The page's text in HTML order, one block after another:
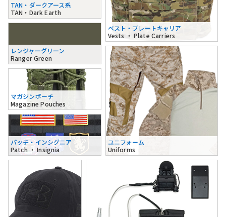
TAN・ダークアース系
TAN・Dark Earth
レンジャーグリーン
Ranger Green
ベスト・プレートキャリア
Vests ・ Plate Carriers
マガジンポーチ
Magazine Pouches
パッチ・インシグニア
Patch ・ Insignia
ユニフォーム
Uniforms